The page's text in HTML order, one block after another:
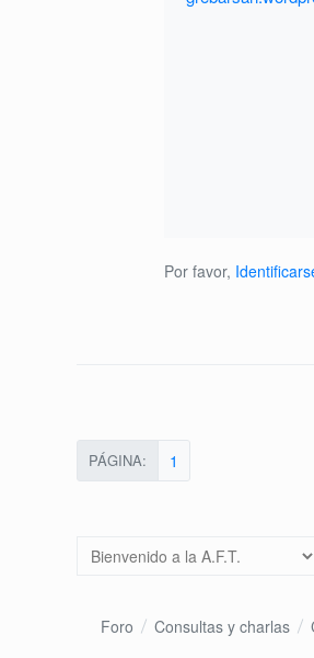
Por favor,
PÁGINA: 1
Foro Consultas y charlas